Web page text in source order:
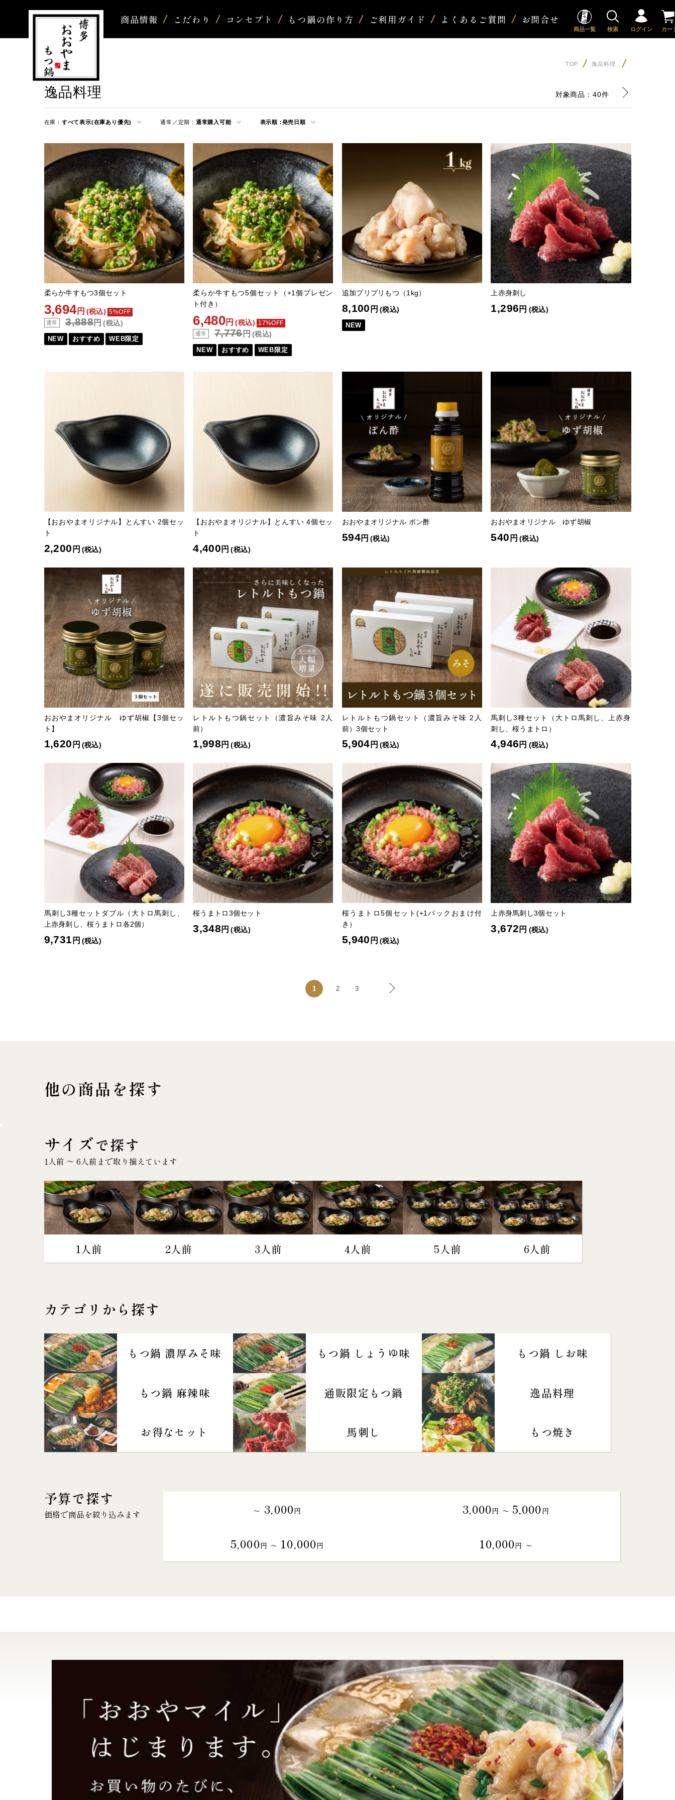
商品情報 こだわり コンセプト もつ鍋の作り方 ご利用ガイド よくあるご質問 お問合せ
商品一覧 検索 ログイン カー
TOP 逸品料理
逸品料理 対象商品： 40件
在庫： すべて表示(在庫あり優先) 通常／定期： 通常購入可能 表示順 :発売日順
柔らか牛すもつ3個セット
3,694円 (税込) 5%OFF
通常 3,888円 (税込)
NEW おすすめ WEB限定
柔らか牛すもつ5個セット（+1個プレゼン
ト付き）
6,480円 (税込) 17%OFF
通常 7,776円 (税込)
NEW おすすめ WEB限定
追加プリプリもつ（1kg）
8,100 円 (税込)
NEW
上赤身刺し
1,296 円 (税込)
【おおやまオリジナル】とんすい 2個セッ
ト
2,200 円 (税込)
【おおやまオリジナル】とんすい 4個セッ
ト
4,400 円 (税込)
おおやまオリジナル ポン酢
594円 (税込)
おおやまオリジナル ゆず胡椒
540 円 (税込)
おおやまオリジナル ゆず胡椒【3個セッ
ト】
1,620 円 (税込)
レトルトもつ鍋セット（濃旨みそ味 2人
前）
1,998 円 (税込)
レトルトもつ鍋セット（濃旨みそ味 2人
前）3個セット
5,904 円 (税込)
馬刺し3種セット（大トロ馬刺し、上赤身
刺し、桜うまトロ）
4,946 円 (税込)
馬刺し3種セットダブル（大トロ馬刺し、
上赤身刺し、桜うまトロ各2個）
9,731 円 (税込)
桜うまトロ3個セット
3,348 円 (税込)
桜うまトロ5個セット(+1パックおまけ付
き）
5,940 円 (税込)
上赤身馬刺し3個セット
3,672 円 (税込)
1 2 3
他の商品を探す
サイズで探す
1人前 〜 6人前まで取り揃えています
1人前 2人前 3人前 4人前 5人前 6人前
カテゴリから探す
もつ鍋 濃厚みそ味 もつ鍋 しょうゆ味 もつ鍋 しお味
もつ鍋 麻辣味 通販限定もつ鍋 逸品料理
お得なセット 馬刺し もつ焼き
予算で探す
価格で商品を絞り込みます ～ 3,000円 3,000円 〜 5,000円
5,000円 〜 10,000円 10,000円 〜